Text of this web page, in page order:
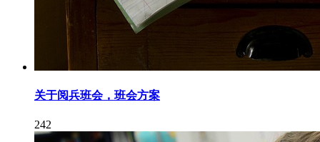
关于阅兵班会，班会方案
242